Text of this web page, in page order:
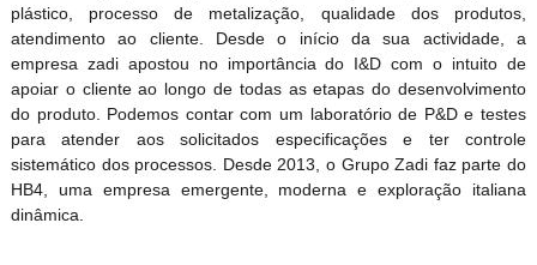
plástico, processo de metalização, qualidade dos produtos,
atendimento ao cliente. Desde o início da sua actividade, a
empresa zadi apostou no importância do I&D com o intuito de
apoiar o cliente ao longo de todas as etapas do desenvolvimento
do produto. Podemos contar com um laboratório de P&D e testes
para atender aos solicitados especificações e ter controle
sistemático dos processos. Desde 2013, o Grupo Zadi faz parte do
HB4, uma empresa emergente, moderna e exploração italiana
dinâmica.